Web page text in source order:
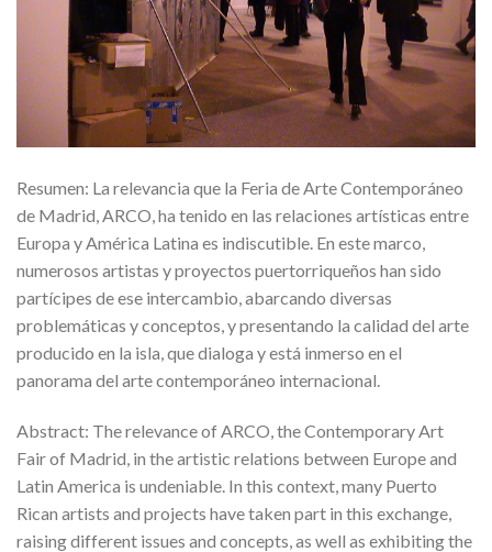
Resumen: La relevancia que la Feria de Arte Contemporáneo
de Madrid, ARCO, ha tenido en las relaciones artísticas entre
Europa y América Latina es indiscutible. En este marco,
numerosos artistas y proyectos puertorriqueños han sido
partícipes de ese intercambio, abarcando diversas
problemáticas y conceptos, y presentando la calidad del arte
producido en la isla, que dialoga y está inmerso en el
panorama del arte contemporáneo internacional.
Abstract: The relevance of ARCO, the Contemporary Art
Fair of Madrid, in the artistic relations between Europe and
Latin America is undeniable. In this context, many Puerto
Rican artists and projects have taken part in this exchange,
raising different issues and concepts, as well as exhibiting the